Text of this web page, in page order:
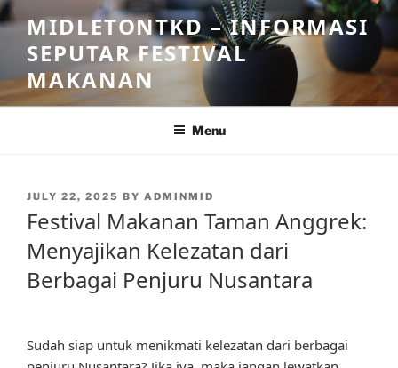
Skip
to
content
MIDLETONTKD – INFORMASI
SEPUTAR FESTIVAL
MAKANAN
Menu
POSTED
JULY 22, 2025 BY ADMINMID
Festival Makanan Taman Anggrek:
Menyajikan Kelezatan dari
Berbagai Penjuru Nusantara
Sudah siap untuk menikmati kelezatan dari berbagai